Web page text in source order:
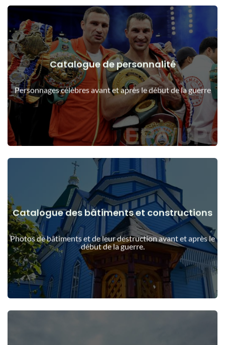
Catalogue de personnalité
Personnages célèbres avant et après le début de la guerre
Les gens avant et après le début de la guerre
Voir les détails
Catalogue des bâtiments et constructions
Photos de bâtiments et de leur destruction avant et après le
début de la guerre.
Bâtiments, structures, objets avant et après le début de la
guerre
Voir les détails